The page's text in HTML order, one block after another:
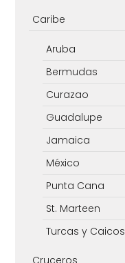
Caribe
Aruba
Bermudas
Curazao
Guadalupe
Jamaica
México
Punta Cana
St. Marteen
Turcas y Caicos
Cruceros